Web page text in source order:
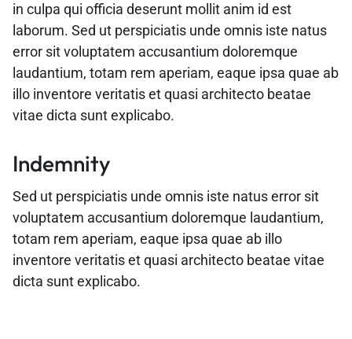
in culpa qui officia deserunt mollit anim id est
laborum. Sed ut perspiciatis unde omnis iste natus
error sit voluptatem accusantium doloremque
laudantium, totam rem aperiam, eaque ipsa quae ab
illo inventore veritatis et quasi architecto beatae
vitae dicta sunt explicabo.
Indemnity
Sed ut perspiciatis unde omnis iste natus error sit
voluptatem accusantium doloremque laudantium,
totam rem aperiam, eaque ipsa quae ab illo
inventore veritatis et quasi architecto beatae vitae
dicta sunt explicabo.